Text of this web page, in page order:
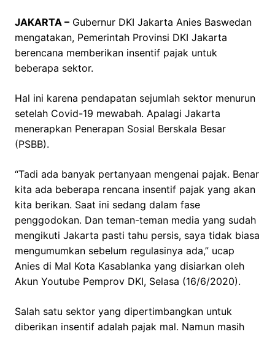
JAKARTA – Gubernur DKI Jakarta Anies Baswedan
mengatakan, Pemerintah Provinsi DKI Jakarta
berencana memberikan insentif pajak untuk
beberapa sektor.
Hal ini karena pendapatan sejumlah sektor menurun
setelah Covid-19 mewabah. Apalagi Jakarta
menerapkan Penerapan Sosial Berskala Besar
(PSBB).
“Tadi ada banyak pertanyaan mengenai pajak. Benar
kita ada beberapa rencana insentif pajak yang akan
kita berikan. Saat ini sedang dalam fase
penggodokan. Dan teman-teman media yang sudah
mengikuti Jakarta pasti tahu persis, saya tidak biasa
mengumumkan sebelum regulasinya ada,” ucap
Anies di Mal Kota Kasablanka yang disiarkan oleh
Akun Youtube Pemprov DKI, Selasa (16/6/2020).
Salah satu sektor yang dipertimbangkan untuk
diberikan insentif adalah pajak mal. Namun masih